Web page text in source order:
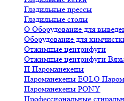
Гладильные прессы
Гладильные столы
О Оборудование для
Оборудование для
Отжимные центрифуги
Отжимные центрифуги
П Пароманекены
Пароманекены EOLO
Пароманекены PONY
Профессиональные